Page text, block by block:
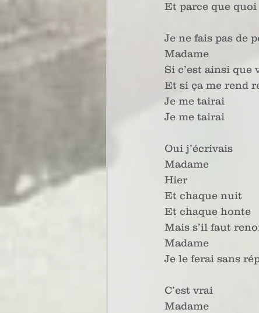
Et parce que quoi
Je ne fais pas de
Madame
Si c’est ainsi que
Et si ça me rend
Je me tairai
Je me tairai
Oui j’écrivais
Madame
Hier
Et chaque nuit
Et chaque honte
Mais s’il faut
Madame
Je le ferai sans
C’est vrai
Madame